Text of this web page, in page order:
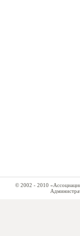
© 2002 - 2010 «Ассоциация